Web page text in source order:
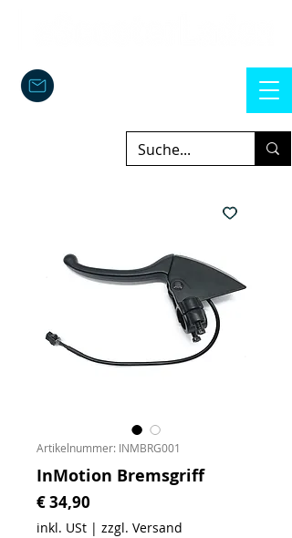
Artikelnummer: INMBRG001
InMotion Bremsgriff
€ 34,90
inkl. USt | zzgl. Versand